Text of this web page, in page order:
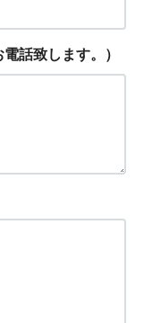
話致します。）